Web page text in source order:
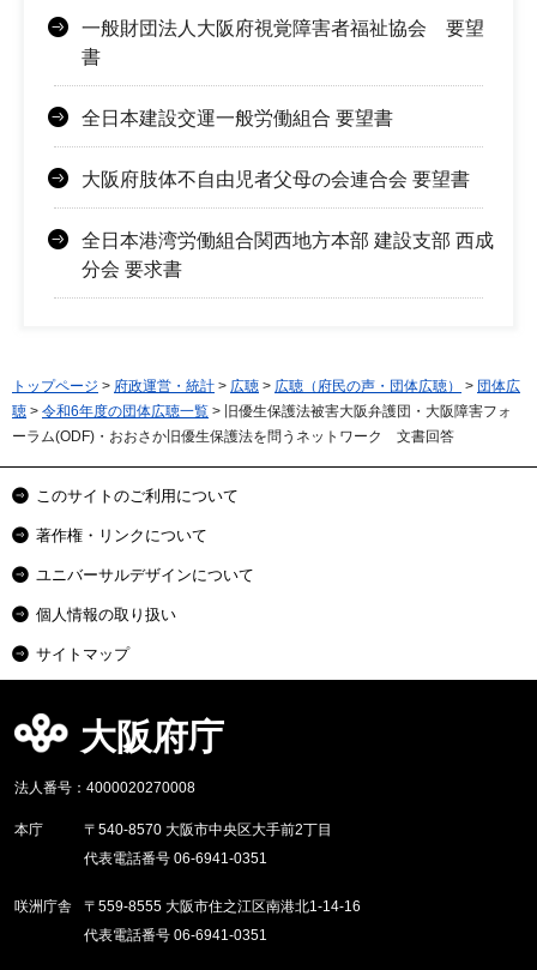
一般財団法人大阪府視覚障害者福祉協会 要望
書
全日本建設交運一般労働組合 要望書
大阪府肢体不自由児者父母の会連合会 要望書
全日本港湾労働組合関西地方本部 建設支部 西成
分会 要求書
トップページ > 府政運営・統計 > 広聴 > 広聴（府民の声・団体広聴） > 団体広
聴 > 令和6年度の団体広聴一覧 > 旧優生保護法被害大阪弁護団・大阪障害フォ
ーラム(ODF)・おおさか旧優生保護法を問うネットワーク 文書回答
このサイトのご利用について
著作権・リンクについて
ユニバーサルデザインについて
個人情報の取り扱い
サイトマップ
大阪府庁
法人番号：4000020270008
本庁
〒540-8570 大阪市中央区大手前2丁目
代表電話番号 06-6941-0351
咲洲庁舎
〒559-8555 大阪市住之江区南港北1-14-16
代表電話番号 06-6941-0351